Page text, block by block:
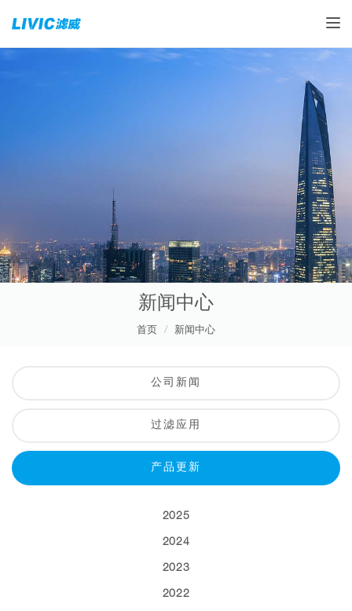
新闻中心
首页 新闻中心
公司新闻
过滤应用
产品更新
2025
2024
2023
2022